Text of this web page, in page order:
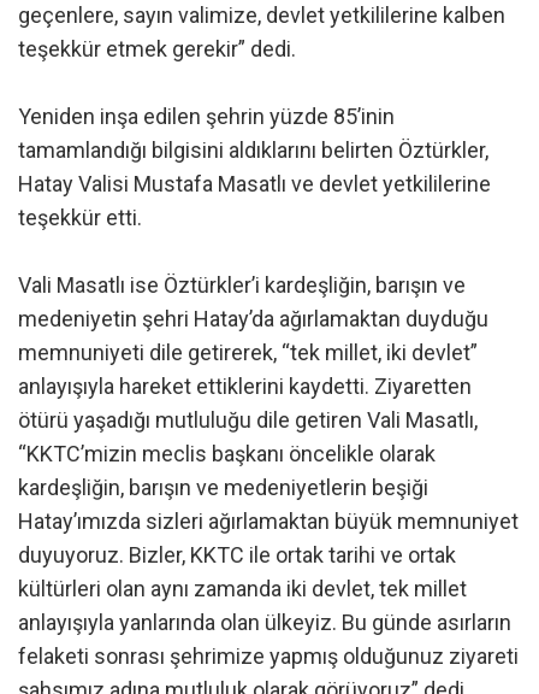
geçenlere, sayın valimize, devlet yetkililerine kalben
teşekkür etmek gerekir” dedi.
Yeniden inşa edilen şehrin yüzde 85’inin
tamamlandığı bilgisini aldıklarını belirten Öztürkler,
Hatay Valisi Mustafa Masatlı ve devlet yetkililerine
teşekkür etti.
Vali Masatlı ise Öztürkler’i kardeşliğin, barışın ve
medeniyetin şehri Hatay’da ağırlamaktan duyduğu
memnuniyeti dile getirerek, “tek millet, iki devlet”
anlayışıyla hareket ettiklerini kaydetti. Ziyaretten
ötürü yaşadığı mutluluğu dile getiren Vali Masatlı,
“KKTC’mizin meclis başkanı öncelikle olarak
kardeşliğin, barışın ve medeniyetlerin beşiği
Hatay’ımızda sizleri ağırlamaktan büyük memnuniyet
duyuyoruz. Bizler, KKTC ile ortak tarihi ve ortak
kültürleri olan aynı zamanda iki devlet, tek millet
anlayışıyla yanlarında olan ülkeyiz. Bu günde asırların
felaketi sonrası şehrimize yapmış olduğunuz ziyareti